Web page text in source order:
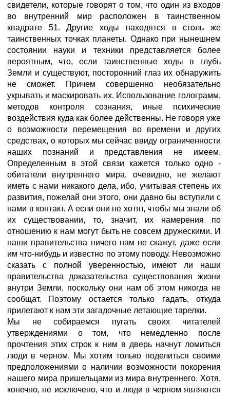
свидетели, которые говорят о том, что один из входов
во внутренний мир расположен в таинственном
квадрате 51. Другие ходы находятся в столь же
таинственных точках планеты. Однако при нынешнем
состоянии науки и техники представляется более
вероятным, что, если таинственные ходы в глубь
Земли и существуют, посторонний глаз их обнаружить
не сможет. Причем совершенно необязательно
укрывать и маскировать их. Использование голограмм,
методов контроля сознания, иные психические
воздействия куда как более действенны. Не говоря уже
о возможности перемещения во времени и других
средствах, о которых мы сейчас ввиду ограниченности
наших познаний и представления не имеем.
Определенным в этой связи кажется только одно -
обитатели внутреннего мира, очевидно, не желают
иметь с нами никакого дела, ибо, учитывая степень их
развития, пожелай они этого, они давно бы вступили с
нами в контакт. А если они не хотят, чтобы мы знали об
их существовании, то, значит, их намерения по
отношению к нам могут быть не совсем дружескими. И
наши правительства ничего нам не скажут, даже если
им что-нибудь и известно по этому поводу. Невозможно
сказать с полной уверенностью, имеют ли наши
правительства доказательства существования жизни
внутри Земли, поскольку они нам об этом никогда не
сообщат. Поэтому остается только гадать, откуда
прилетают к нам эти загадочные летающие тарелки.
Мы не собираемся пугать своих читателей
утверждениями о том, что немедленно после
прочтения этих строк к ним в дверь начнут ломиться
люди в черном. Мы хотим только поделиться своими
предположениями о наличии возможности покорения
нашего мира пришельцами из мира внутреннего. Хотя,
конечно, не исключено, что и люди в черном являются